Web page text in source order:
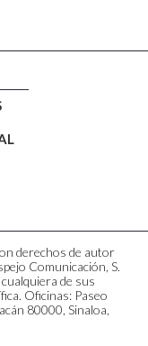
derechos de autor
Comunicación, S.
de sus
Oficinas: Paseo
80000, Sinaloa,